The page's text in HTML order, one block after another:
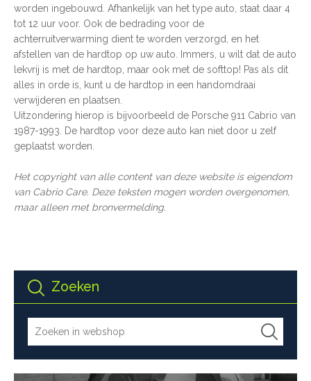
Zoeken
worden ingebouwd. Afhankelijk van het type auto, staat daar 4
tot 12 uur voor. Ook de bedrading voor de
achterruitverwarming dient te worden verzorgd, en het
afstellen van de hardtop op uw auto. Immers, u wilt dat de auto
lekvrij is met de hardtop, maar ook met de softtop! Pas als dit
alles in orde is, kunt u de hardtop in een handomdraai
verwijderen en plaatsen.
Uitzondering hierop is bijvoorbeeld de Porsche 911 Cabrio van
1987-1993. De hardtop voor deze auto kan niet door u zelf
geplaatst worden.
Het copyright van alle content van deze website is eigendom
van Cabrio Care. Deze teksten mogen worden overgenomen,
maar alleen met bronvermelding.